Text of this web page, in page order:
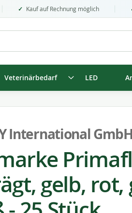
Kauf auf Rechnung möglich
Veterinärbedarf LED
International GmbH
gelb, rot,